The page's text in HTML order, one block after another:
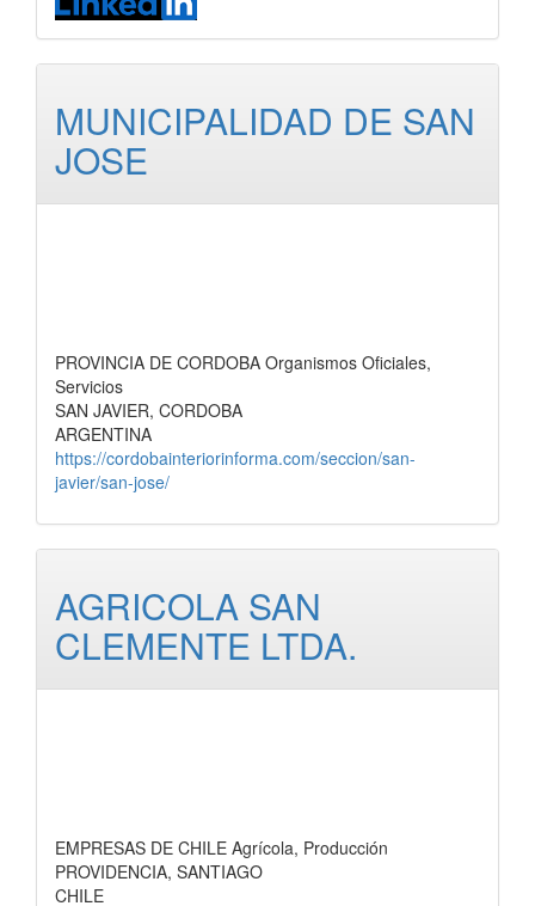
MUNICIPALIDAD DE SAN
JOSE
PROVINCIA DE CORDOBA Organismos Oficiales,
Servicios
SAN JAVIER, CORDOBA
ARGENTINA
https://cordobainteriorinforma.com/seccion/san-
javier/san-jose/
AGRICOLA SAN
CLEMENTE LTDA.
EMPRESAS DE CHILE Agrícola, Producción
PROVIDENCIA, SANTIAGO
CHILE